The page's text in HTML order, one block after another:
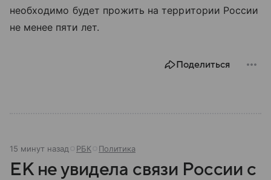
необходимо будет прожить на территории России
не менее пяти лет.
Поделиться
15 минут назад РБК Политика
ЕК не увидела связи России с